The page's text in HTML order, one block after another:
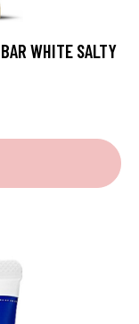
WHITE SALTY